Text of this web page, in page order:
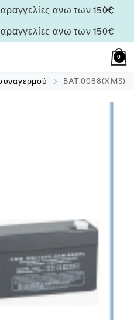
ανω των 150€
ανω των 150€
0
BAT.0088(XMS)